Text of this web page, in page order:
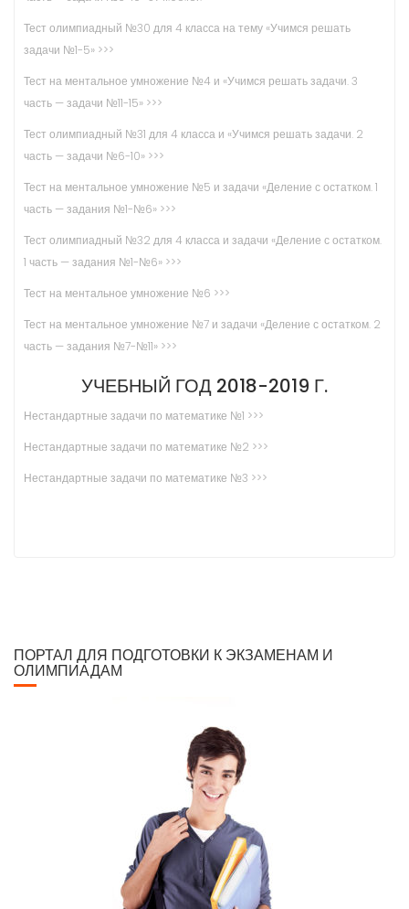
Тест олимпиадный №30 для 4 класса на тему «Учимся решать
задачи №1-5» >>>
Тест на ментальное умножение №4 и «Учимся решать задачи. 3
часть — задачи №11-15» >>>
Тест олимпиадный №31 для 4 класса и «Учимся решать задачи. 2
часть — задачи №6-10» >>>
Тест на ментальное умножение №5 и задачи «Деление с остатком. 1
часть — задания №1-№6» >>>
Тест олимпиадный №32 для 4 класса и задачи «Деление с остатком.
1 часть — задания №1-№6» >>>
Тест на ментальное умножение №6 >>>
Тест на ментальное умножение №7 и задачи «Деление с остатком. 2
часть — задания №7-№11» >>>
УЧЕБНЫЙ ГОД 2018-2019 Г.
Нестандартные задачи по математике №1 >>>
Нестандартные задачи по математике №2 >>>
Нестандартные задачи по математике №3 >>>
ПОРТАЛ ДЛЯ ПОДГОТОВКИ К ЭКЗАМЕНАМ И
ОЛИМПИАДАМ